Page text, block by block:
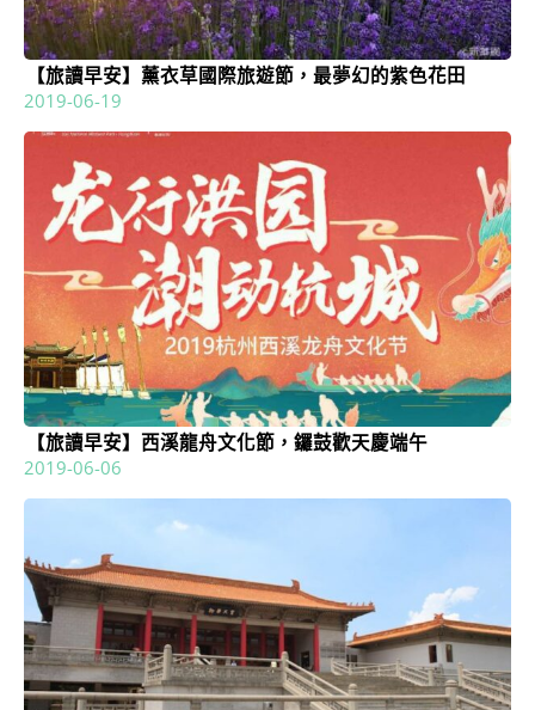
【旅讀早安】薰衣草國際旅遊節，最夢幻的紫色花田
2019-06-19
【旅讀早安】西溪龍舟文化節，鑼鼓歡天慶端午
2019-06-06